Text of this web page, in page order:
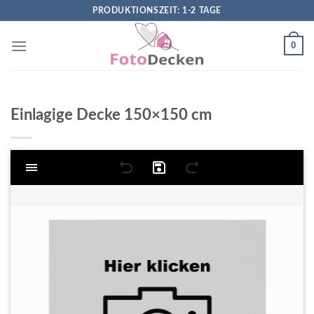
content
PRODUKTIONSZEIT: 1-2 TAGE
0
Einlagige Decke 150×150 cm